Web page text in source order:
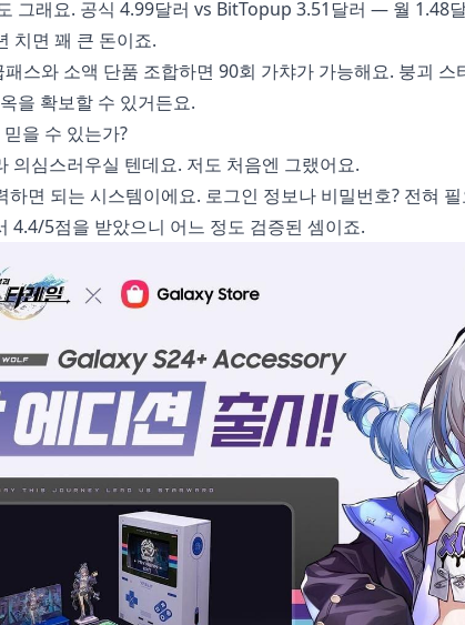
그래요. 공식 4.99달러 vs BitTopup 3.51달러 — 월 1.48
치면 꽤 큰 돈이죠.
스와 소액 단품 조합하면 90회 가챠가 가능해요. 붕괴 스
을 확보할 수 있거든요.
을 수 있는가?
의심스러우실 텐데요. 저도 처음엔 그랬어요.
면 되는 시스템이에요. 로그인 정보나 비밀번호? 전혀
4.4/5점을 받았으니 어느 정도 검증된 셈이죠.